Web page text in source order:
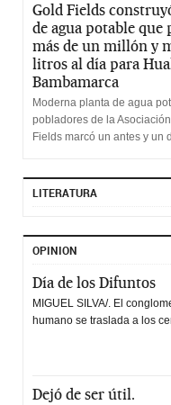
Gold Fields
de agua potable que
más de un millón y
litros al día para
Bambamarca
Moderna planta de agua
pobladores de la
Fields marcó un antes y un
LITERATURA
OPINION
Día de los Difuntos
MIGUEL SILVA/. El
humano se traslada a los
Dejó de ser útil.